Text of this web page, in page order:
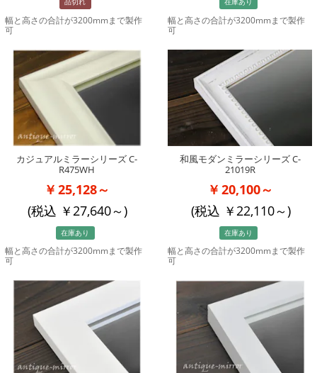
品切れ
幅と高さの合計が3200mmまで製作
可
在庫あり
幅と高さの合計が3200mmまで製作
可
カジュアルミラーシリーズ C-
R475WH
25,128～
(税込
27,640～)
在庫あり
幅と高さの合計が3200mmまで製作
可
和風モダンミラーシリーズ C-
21019R
20,100～
(税込
22,110～)
在庫あり
幅と高さの合計が3200mmまで製作
可